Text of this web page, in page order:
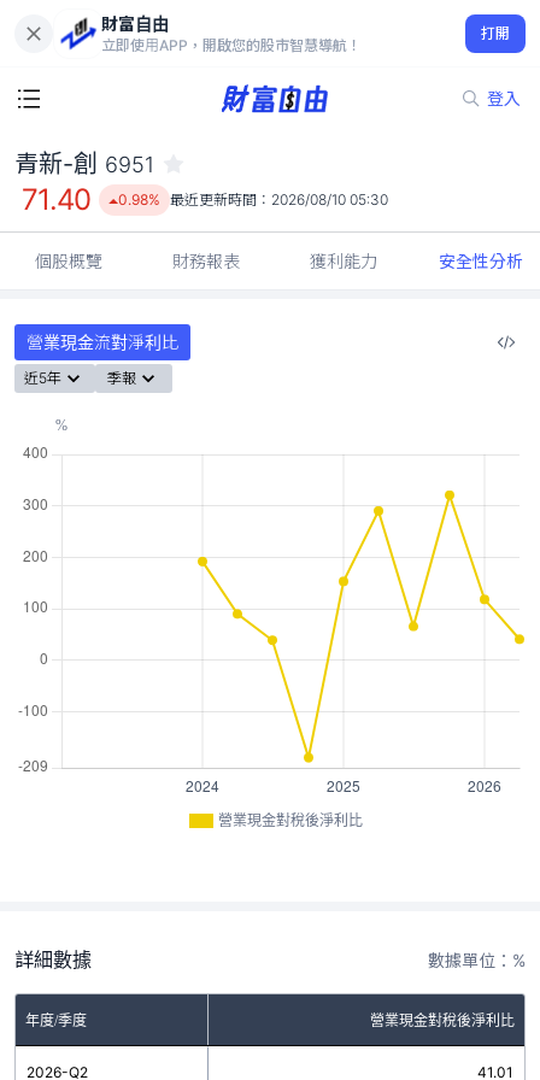
財富自由
立即使用APP，開啟您的股市智慧導航！
打開
登入
71.40
0.98%
青新-創 6951
71.40 0.98% 最近更新時間： 2026/08/10 05:30
個股概覽 財務報表 獲利能力 安全性分析
營業現金流對淨利比
近5年 季報
營業現金對稅後淨利比
詳細數據 數據單位：%
年度/季度 營業現金對稅後淨利比
2026-Q2 41.01